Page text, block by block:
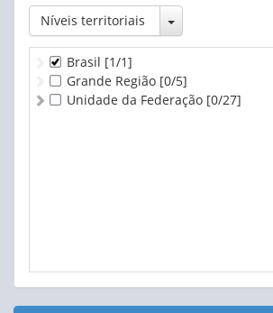
Níveis territoriais Toggle Dropdown
Brasil [1/1]
Grande Região [0/5]
Unidade da Federação [0/27]